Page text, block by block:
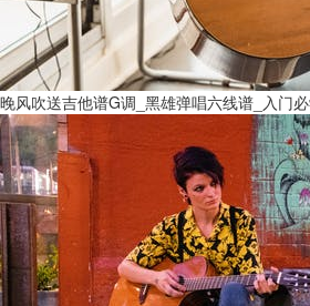
晚风吹送吉他谱G调_黑雄弹唱六线谱_入门